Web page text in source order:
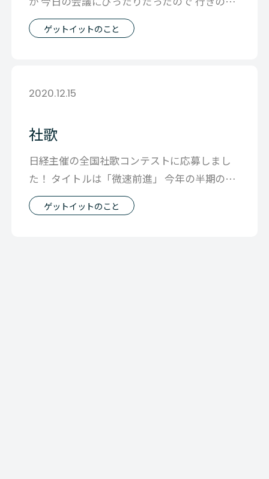
車の中で翻訳と字幕付をお願いしたり
ゲットイットのこと
2020.12.15
社歌
日経主催の全国社歌コンテストに応募しまし
た！ タイトルは「微速前進」 今年の半期のミ
ーティングできまったスローガンをテー
ゲットイットのこと